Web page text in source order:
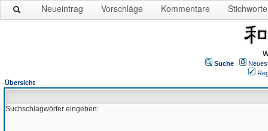
Neueintrag Vorschläge Kommentare Stichworte
Suche
Übersicht
Suchschlagwörter eingeben: